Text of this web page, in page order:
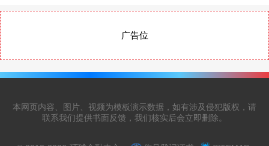
广告位
本网页内容、图片、视频为模板演示数据，如有涉及侵犯版权，请
联系我们提供书面反馈，我们核实后会立即删除。